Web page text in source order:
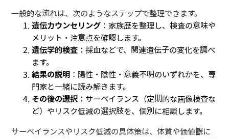
一般的な流れは、次のようなステップで整理できます。
遺伝カウンセリング ：家族歴を整理し、検査の意味や
メリット・注意点を確認します。
遺伝学的検査 ：採血などで、関連遺伝子の変化を調べ
ます。
結果の説明 ：陽性・陰性・意義不明のいずれかを、専
門家と一緒に読み解きます。
その後の選択 ：サーベイランス（定期的な画像検査な
ど）やリスク低減の選択肢を、個別に相談します。
サーベイランスやリスク低減の具体策は、体質や価値観に